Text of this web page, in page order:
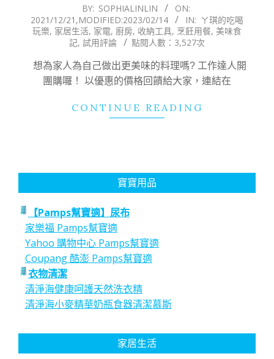
12-
21
BY: SOPHIALINLIN
ON:
2021/12/21 ,MODIFIED:2023/02/14 IN: ㄚ琪的吃喝
玩樂, 家居生活, 家電, 廚房, 收納工具, 烹飪用餐, 美味食
記, 試用評論 點閱人數：3,527次
想為家人為自己做出更美味的料理嗎? 工作達人開
團購囉！ 以優惠的價格回饋給大家，連結在
CONTINUE READING
寶寶用品
【Pamps幫寶適】尿布
家樂福 Pamps幫寶適
Yahoo 購物中心 Pamps幫寶適
Coupang 酷澎 Pamps幫寶適
衣物清潔
清淨海健康呵護天然洗衣精
清淨海小麥精華奶瓶食器清潔慕斯
家居生活